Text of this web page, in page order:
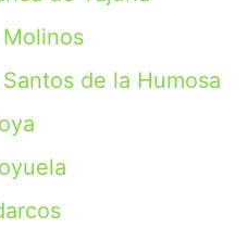
de la Humosa